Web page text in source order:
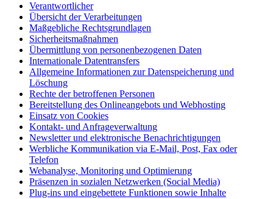
Verantwortlicher
Übersicht der Verarbeitungen
Maßgebliche Rechtsgrundlagen
Sicherheitsmaßnahmen
Übermittlung von personenbezogenen Daten
Internationale Datentransfers
Allgemeine Informationen zur Datenspeicherung und
Löschung
Rechte der betroffenen Personen
Bereitstellung des Onlineangebots und Webhosting
Einsatz von Cookies
Kontakt- und Anfrageverwaltung
Newsletter und elektronische Benachrichtigungen
Werbliche Kommunikation via E-Mail, Post, Fax oder
Telefon
Webanalyse, Monitoring und Optimierung
Präsenzen in sozialen Netzwerken (Social Media)
Plug-ins und eingebettete Funktionen sowie Inhalte